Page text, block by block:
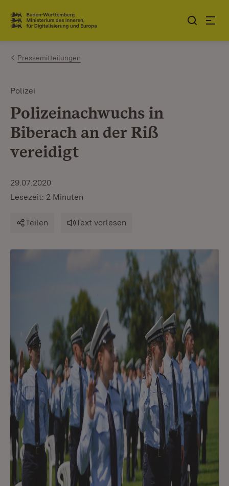
Zum Inhalt springen
Link zur Startseite
Pressemitteilungen
Polizei
Polizeinachwuchs in
Biberach an der Riß
vereidigt
29.07.2020
Lesezeit: 2 Minuten
Teilen Text vorlesen